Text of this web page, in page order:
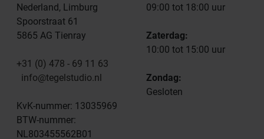
Nederland, Limburg
Spoorstraat 61
5865 AG Tienray
+31 (0) 478 - 69 11 63
info@tegelstudio.nl
KvK-nummer: 13035969
BTW-nummer:
NL803455562B01
09:00 tot 18:00 uur
Zaterdag:
10:00 tot 15:00 uur
Zondag:
Gesloten